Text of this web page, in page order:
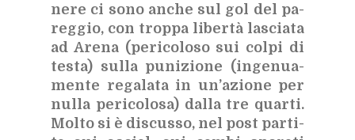
ne­re ci sono an­che sul gol del pa­
reg­gio, con trop­pa li­ber­tà la­scia­ta
ad Are­na (pe­ri­co­lo­so sui col­pi di
te­sta) sul­la pu­ni­zio­ne (in­ge­nua­
men­te re­ga­la­ta in un’a­zio­ne per
nul­la pe­ri­co­lo­sa) dal­la tre quar­ti.
Mol­to si è di­scus­so, nel post par­ti­